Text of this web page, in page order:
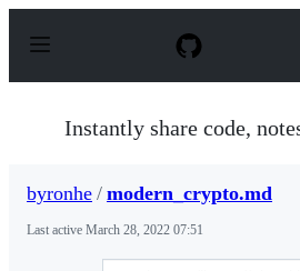
p
Instantly share code,
byronhe / modern_crypto.md
Last active March 28, 2022 07:51